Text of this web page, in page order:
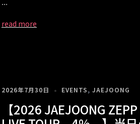
2026年7月30日 EVENTS, JAEJOONG
【2026 JAEJOONG